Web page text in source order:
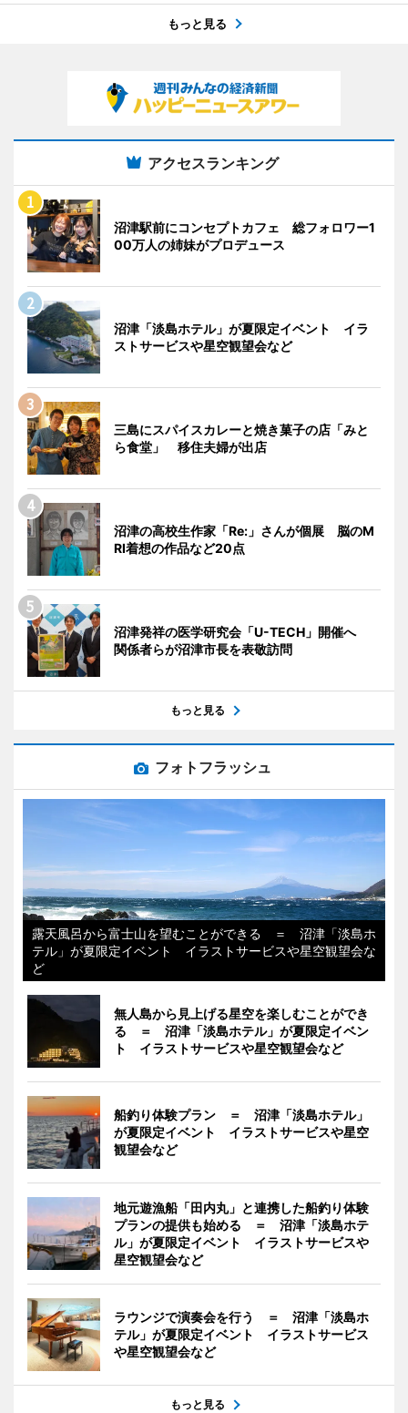
もっと見る
アクセスランキング
沼津駅前にコンセプトカフェ 総フォロワー1
00万人の姉妹がプロデュース
沼津「淡島ホテル」が夏限定イベント イラ
ストサービスや星空観望会など
三島にスパイスカレーと焼き菓子の店「みと
ら食堂」 移住夫婦が出店
沼津の高校生作家「Re:」さんが個展 脳のM
RI着想の作品など20点
沼津発祥の医学研究会「U-TECH」開催へ
関係者らが沼津市長を表敬訪問
もっと見る
フォトフラッシュ
露天風呂から富士山を望むことができる ＝ 沼津「淡島ホ
テル」が夏限定イベント イラストサービスや星空観望会な
ど
無人島から見上げる星空を楽しむことができ
る ＝ 沼津「淡島ホテル」が夏限定イベン
ト イラストサービスや星空観望会など
船釣り体験プラン ＝ 沼津「淡島ホテル」
が夏限定イベント イラストサービスや星空
観望会など
地元遊漁船「田内丸」と連携した船釣り体験
プランの提供も始める ＝ 沼津「淡島ホテ
ル」が夏限定イベント イラストサービスや
星空観望会など
ラウンジで演奏会を行う ＝ 沼津「淡島ホ
テル」が夏限定イベント イラストサービス
や星空観望会など
もっと見る